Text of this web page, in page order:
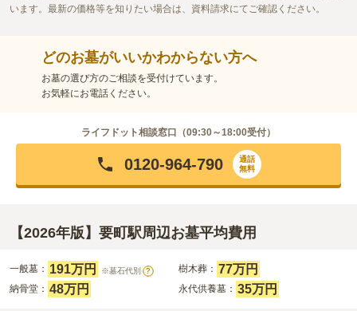
います。最新の価格等を知りたい場合は、資料請求にてご確認ください。
どのお墓がいいかわからない方へ
お墓の選び方のご相談を受付けています。
お気軽にお電話ください。
ライフドット相談窓口（09:30～18:00受付）
0120-964-790
通話
無料
【2026年版】要町駅周辺お墓平均費用
一般墓： 191万円 ※墓石代別 ? 樹木葬： 77万円
納骨堂： 48万円 永代供養墓： 35万円